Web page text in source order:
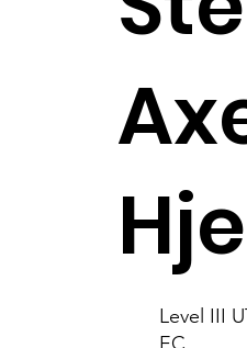
Level III